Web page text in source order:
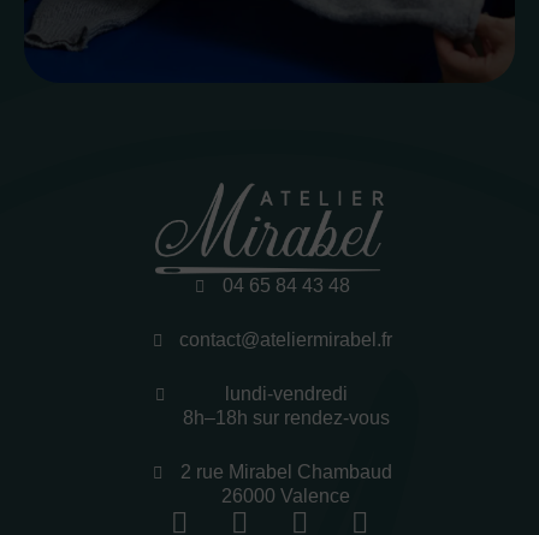
04 65 84 43 48
contact@ateliermirabel.fr
lundi-vendredi
8h–18h sur rendez-vous
2 rue Mirabel Chambaud
26000 Valence